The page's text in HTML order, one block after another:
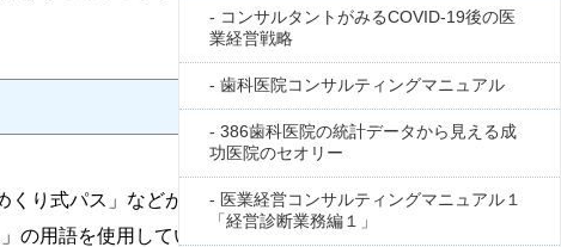
り式パス」などがある。クリティカルパスある
の用語を使用している。
コンサルタントがみるCOVID-19後の医
業経営戦略
歯科医院コンサルティングマニュアル
386歯科医院の統計データから見える成
功医院のセオリー
医業経営コンサルティングマニュアル１
「経営診断業務編１」